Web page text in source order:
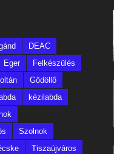
DEAC
Eger
Felkészülés
Gödöllő
kézilabda
Szolnok
Tiszaújváros